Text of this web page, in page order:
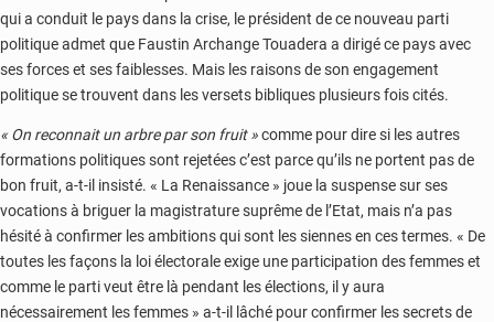
qui a conduit le pays dans la crise, le président de ce nouveau parti
politique admet que Faustin Archange Touadera a dirigé ce pays avec
ses forces et ses faiblesses. Mais les raisons de son engagement
politique se trouvent dans les versets bibliques plusieurs fois cités.
« On reconnait un arbre par son fruit »comme pour dire si les autres
formations politiques sont rejetées c’est parce qu’ils ne portent pas de
bon fruit, a-t-il insisté. « La Renaissance » joue la suspense sur ses
vocations à briguer la magistrature suprême de l’Etat, mais n’a pas
hésité à confirmer les ambitions qui sont les siennes en ces termes. « De
toutes les façons la loi électorale exige une participation des femmes et
comme le parti veut être là pendant les élections, il y aura
nécessairement les femmes » a-t-il lâché pour confirmer les secrets de